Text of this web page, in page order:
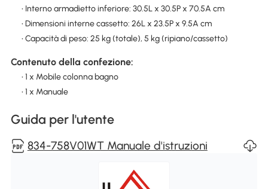
• Interno armadietto inferiore: 30.5L x 30.5P x 70.5A cm
• Dimensioni interne cassetto: 26L x 23.5P x 9.5A cm
• Capacità di peso: 25 kg (totale), 5 kg (ripiano/cassetto)
Contenuto della confezione:
• 1 x Mobile colonna bagno
• 1 x Manuale
Guida per l'utente
834-758V01WT Manuale d'istruzioni